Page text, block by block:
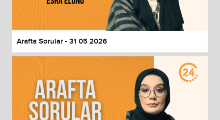
Arafta Sorular - 31 05 2026